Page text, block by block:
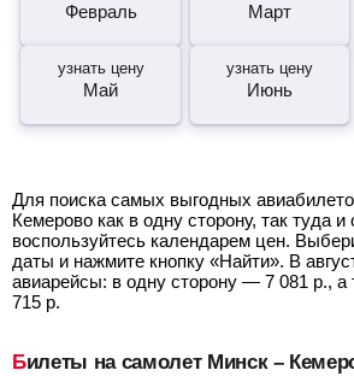
Февраль Март
узнать цену
Май
узнать цену
Июнь
Для поиска самых выгодных
Кемерово как в одну сторону, так туда и
воспользуйтесь календарем цен.
даты и нажмите кнопку «Найти». В
авиарейсы: в одну сторону — 7 081 р., а
715 р.
Билеты на самолет Минск –